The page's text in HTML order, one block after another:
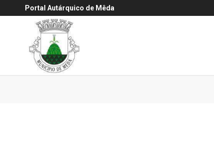
Portal Autárquico de Mêda